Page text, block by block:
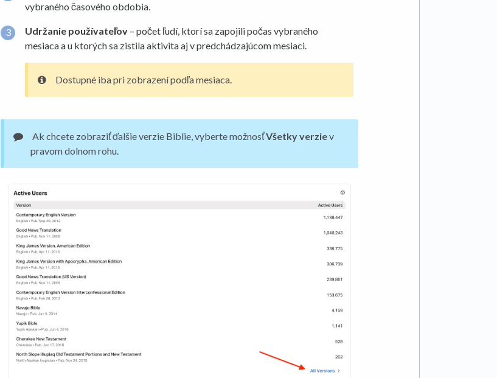
vybraného časového obdobia.
Udržanie používateľov – počet ľudí, ktorí sa zapojili počas vybraného
mesiaca a u ktorých sa zistila aktivita aj v predchádzajúcom mesiaci.
Dostupné iba pri zobrazení podľa mesiaca.
Ak chcete zobraziť ďalšie verzie Biblie, vyberte možnosťVšetky verziev
pravom dolnom rohu.